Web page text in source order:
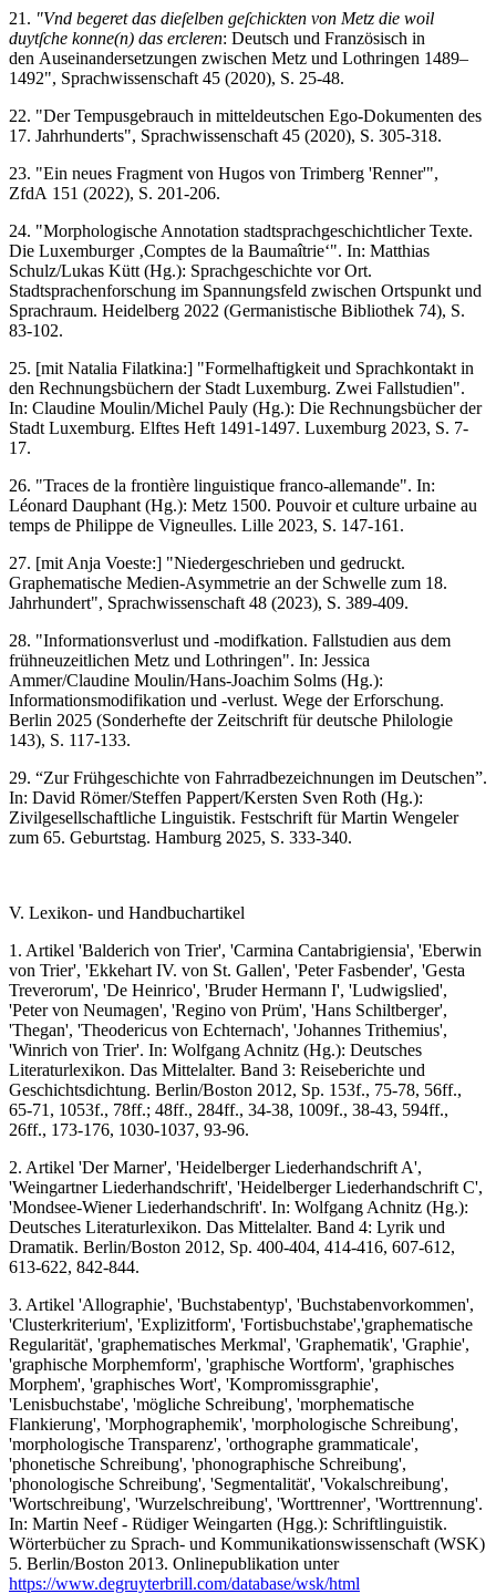
21. "Vnd begeret das dieſelben geſchickten von Metz die woil
duytſche konne(n) das ercleren: Deutsch und Französisch in
den Auseinandersetzungen zwischen Metz und Lothringen 1489–
1492", Sprachwissenschaft 45 (2020), S. 25-48.
22. "Der Tempusgebrauch in mitteldeutschen Ego-Dokumenten des
17. Jahrhunderts", Sprachwissenschaft 45 (2020), S. 305-318.
23. "Ein neues Fragment von Hugos von Trimberg 'Renner'",
ZfdA 151 (2022), S. 201-206.
24. "Morphologische Annotation stadtsprachgeschichtlicher Texte.
Die Luxemburger ‚Comptes de la Baumaîtrie‘". In: Matthias
Schulz/Lukas Kütt (Hg.): Sprachgeschichte vor Ort.
Stadtsprachenforschung im Spannungsfeld zwischen Ortspunkt und
Sprachraum. Heidelberg 2022 (Germanistische Bibliothek 74), S.
83-102.
25. [mit Natalia Filatkina:] "Formelhaftigkeit und Sprachkontakt in
den Rechnungsbüchern der Stadt Luxemburg. Zwei Fallstudien".
In: Claudine Moulin/Michel Pauly (Hg.): Die Rechnungsbücher der
Stadt Luxemburg. Elftes Heft 1491-1497. Luxemburg 2023, S. 7-
17.
26. "Traces de la frontière linguistique franco-allemande". In:
Léonard Dauphant (Hg.): Metz 1500. Pouvoir et culture urbaine au
temps de Philippe de Vigneulles. Lille 2023, S. 147-161.
27. [mit Anja Voeste:] "Niedergeschrieben und gedruckt.
Graphematische Medien-Asymmetrie an der Schwelle zum 18.
Jahrhundert", Sprachwissenschaft 48 (2023), S. 389-409.
28. "Informationsverlust und -modifkation. Fallstudien aus dem
frühneuzeitlichen Metz und Lothringen". In: Jessica
Ammer/Claudine Moulin/Hans-Joachim Solms (Hg.):
Informationsmodifikation und -verlust. Wege der Erforschung.
Berlin 2025 (Sonderhefte der Zeitschrift für deutsche Philologie
143), S. 117-133.
29. “Zur Frühgeschichte von Fahrradbezeichnungen im Deutschen”.
In: David Römer/Steffen Pappert/Kersten Sven Roth (Hg.):
Zivilgesellschaftliche Linguistik. Festschrift für Martin Wengeler
zum 65. Geburtstag. Hamburg 2025, S. 333-340.
V. Lexikon- und Handbuchartikel
1. Artikel 'Balderich von Trier', 'Carmina Cantabrigiensia', 'Eberwin
von Trier', 'Ekkehart IV. von St. Gallen', 'Peter Fasbender', 'Gesta
Treverorum', 'De Heinrico', 'Bruder Hermann I', 'Ludwigslied',
'Peter von Neumagen', 'Regino von Prüm', 'Hans Schiltberger',
'Thegan', 'Theodericus von Echternach', 'Johannes Trithemius',
'Winrich von Trier'. In: Wolfgang Achnitz (Hg.): Deutsches
Literaturlexikon. Das Mittelalter. Band 3: Reiseberichte und
Geschichtsdichtung. Berlin/Boston 2012, Sp. 153f., 75-78, 56ff.,
65-71, 1053f., 78ff.; 48ff., 284ff., 34-38, 1009f., 38-43, 594ff.,
26ff., 173-176, 1030-1037, 93-96.
2. Artikel 'Der Marner', 'Heidelberger Liederhandschrift A',
'Weingartner Liederhandschrift', 'Heidelberger Liederhandschrift C',
'Mondsee-Wiener Liederhandschrift'. In: Wolfgang Achnitz (Hg.):
Deutsches Literaturlexikon. Das Mittelalter. Band 4: Lyrik und
Dramatik. Berlin/Boston 2012, Sp. 400-404, 414-416, 607-612,
613-622, 842-844.
3. Artikel 'Allographie', 'Buchstabentyp', 'Buchstabenvorkommen',
'Clusterkriterium', 'Explizitform', 'Fortisbuchstabe','graphematische
Regularität', 'graphematisches Merkmal', 'Graphematik', 'Graphie',
'graphische Morphemform', 'graphische Wortform', 'graphisches
Morphem', 'graphisches Wort', 'Kompromissgraphie',
'Lenisbuchstabe', 'mögliche Schreibung', 'morphematische
Flankierung', 'Morphographemik', 'morphologische Schreibung',
'morphologische Transparenz', 'orthographe grammaticale',
'phonetische Schreibung', 'phonographische Schreibung',
'phonologische Schreibung', 'Segmentalität', 'Vokalschreibung',
'Wortschreibung', 'Wurzelschreibung', 'Worttrenner', 'Worttrennung'.
In: Martin Neef - Rüdiger Weingarten (Hgg.): Schriftlinguistik.
Wörterbücher zu Sprach- und Kommunikationswissenschaft (WSK)
5. Berlin/Boston 2013. Onlinepublikation unter
https://www.degruyterbrill.com/database/wsk/html